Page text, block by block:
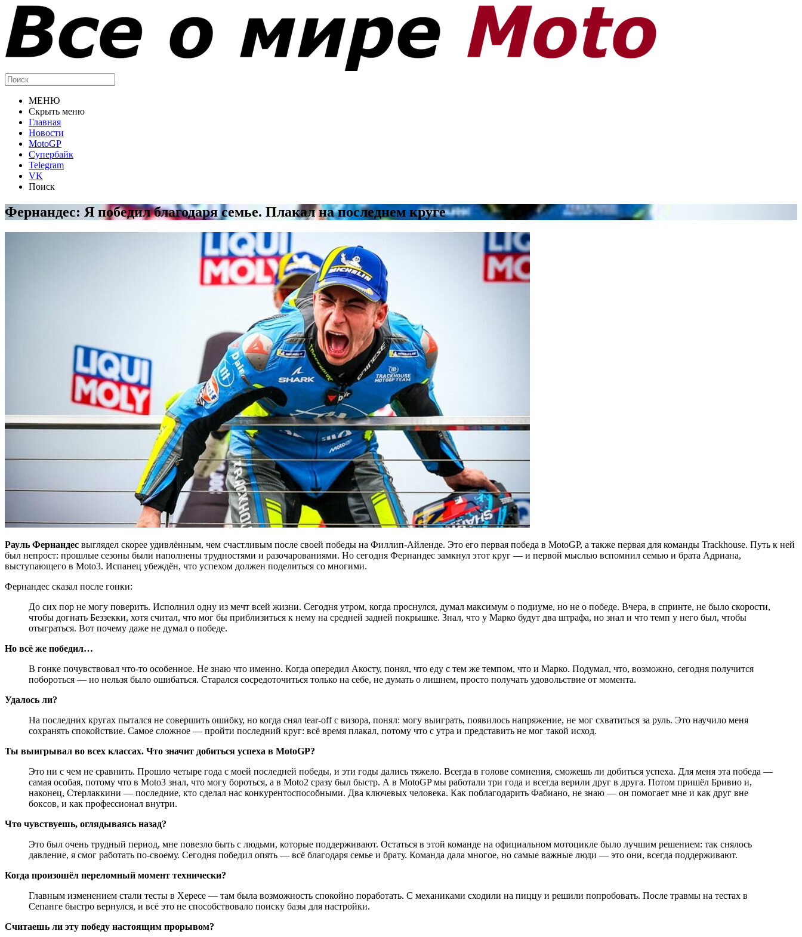
МЕНЮ
Скрыть меню
Главная
Новости
MotoGP
Супербайк
Telegram
VK
Поиск
Фернандес: Я победил благодаря семье. Плакал на последнем круге
Рауль Фернандес выглядел скорее удивлённым, чем счастливым после своей победы на Филлип-Айленде. Это его первая победа в MotoGP, а также первая для команды Trackhouse. Путь к ней
был непрост: прошлые сезоны были наполнены трудностями и разочарованиями. Но сегодня Фернандес замкнул этот круг — и первой мыслью вспомнил семью и брата Адриана,
выступающего в Moto3. Испанец убеждён, что успехом должен поделиться со многими.
Фернандес сказал после гонки:
До сих пор не могу поверить. Исполнил одну из мечт всей жизни. Сегодня утром, когда проснулся, думал максимум о подиуме, но не о победе. Вчера, в спринте, не было скорости,
чтобы догнать Беззекки, хотя считал, что мог бы приблизиться к нему на средней задней покрышке. Знал, что у Марко будут два штрафа, но знал и что темп у него был, чтобы
отыграться. Вот почему даже не думал о победе.
Но всё же победил…
В гонке почувствовал что-то особенное. Не знаю что именно. Когда опередил Акосту, понял, что еду с тем же темпом, что и Марко. Подумал, что, возможно, сегодня получится
побороться — но нельзя было ошибаться. Старался сосредоточиться только на себе, не думать о лишнем, просто получать удовольствие от момента.
Удалось ли?
На последних кругах пытался не совершить ошибку, но когда снял tear-off с визора, понял: могу выиграть, появилось напряжение, не мог схватиться за руль. Это научило меня
сохранять спокойствие. Самое сложное — пройти последний круг: всё время плакал, потому что с утра и представить не мог такой исход.
Ты выигрывал во всех классах. Что значит добиться успеха в MotoGP?
Это ни с чем не сравнить. Прошло четыре года с моей последней победы, и эти годы дались тяжело. Всегда в голове сомнения, сможешь ли добиться успеха. Для меня эта победа —
самая особая, потому что в Moto3 знал, что могу бороться, а в Moto2 сразу был быстр. А в MotoGP мы работали три года и всегда верили друг в друга. Потом пришёл Бривио и,
наконец, Стерлаккини — последние, кто сделал нас конкурентоспособными. Два ключевых человека. Как поблагодарить Фабиано, не знаю — он помогает мне и как друг вне
боксов, и как профессионал внутри.
Что чувствуешь, оглядываясь назад?
Это был очень трудный период, мне повезло быть с людьми, которые поддерживают. Остаться в этой команде на официальном мотоцикле было лучшим решением: так снялось
давление, я смог работать по-своему. Сегодня победил опять — всё благодаря семье и брату. Команда дала многое, но самые важные люди — это они, всегда поддерживают.
Когда произошёл переломный момент технически?
Главным изменением стали тесты в Хересе — там была возможность спокойно поработать. С механиками сходили на пиццу и решили попробовать. После травмы на тестах в
Сепанге быстро вернулся, и всё это не способствовало поиску базы для настройки.
Считаешь ли эту победу настоящим прорывом?